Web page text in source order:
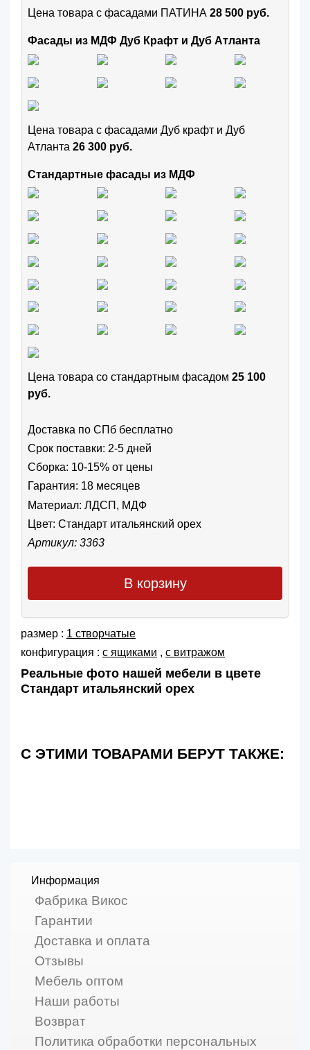
Цена товара с фасадами ПАТИНА 28 500 руб.
Фасады из МДФ Дуб Крафт и Дуб Атланта
Цена товара с фасадами Дуб крафт и Дуб
Атланта 26 300 руб.
Стандартные фасады из МДФ
Цена товара cо стандартным фасадом 25 100
руб.
Доставка по СПб бесплатно
Срок поставки: 2-5 дней
Сборка: 10-15% от цены
Гарантия: 18 месяцев
Материал: ЛДСП, МДФ
Цвет: Стандарт итальянский орех
Артикул: 3363
В корзину
размер : 1 створчатые
конфигурация : с ящиками , с витражом
Реальные фото нашей мебели в цвете
Стандарт итальянский орех
С ЭТИМИ ТОВАРАМИ БЕРУТ ТАКЖЕ:
Информация
Фабрика Викос
Гарантии
Доставка и оплата
Отзывы
Мебель оптом
Наши работы
Возврат
Политика обработки персональных